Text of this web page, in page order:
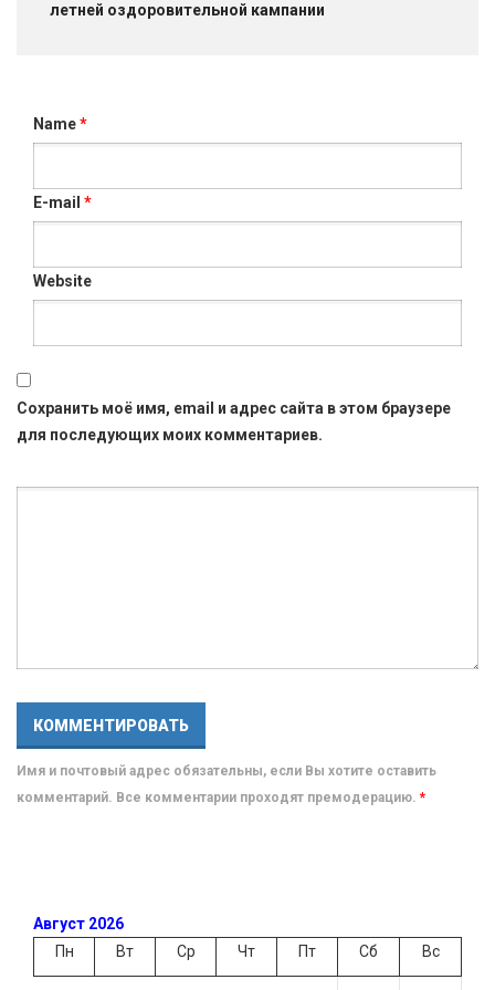
летней оздоровительной кампании
Name*
E-mail *
Website
Сохранить моё имя, email и адрес сайта в этом браузере
для последующих моих комментариев.
Имя и почтовый адрес обязательны, если Вы хотите оставить
комментарий. Все комментарии проходят премодерацию. *
Август 2026
Пн
Вт Ср Чт Пт Сб Вс